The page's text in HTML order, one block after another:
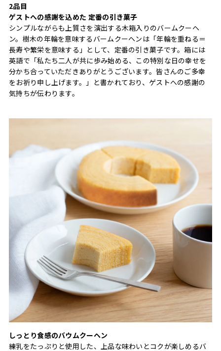
2品目
ゲストへの感謝を込めた 定番の引き菓子
シンプルながらも上質さを演出する木箱入りのバームクーヘ
ン。樹木の年輪を意味するバームクーヘンは「年輪を重ねる＝
長寿や繁栄を意味する」として、定番の引き菓子です。箱には
英語で「私たち二人が共に歩み始める、この特別な日の幸せを
分かち合っていただきありがとうございます。皆さんのご多幸
をお祈り申し上げます。」と書かれており、ゲストへの感謝の
気持ちが伝わります。
しっとり食感のバウムクーヘン
練乳をたっぷりと使用した、上品な味わいとコクが楽しめるバ